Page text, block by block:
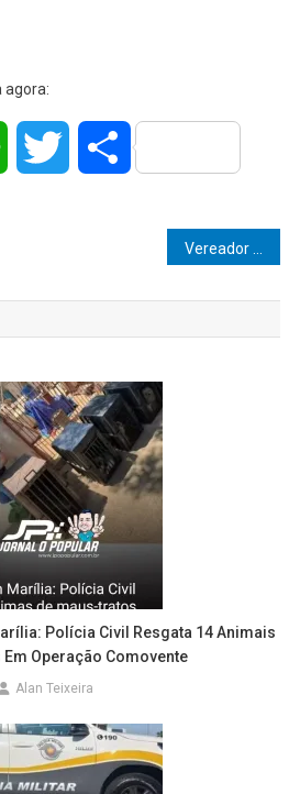
agora:
WhatsAppTwitter Share
Polícia Civil Resgata 14 Animais
Operação Comovente
Alan Teixeira